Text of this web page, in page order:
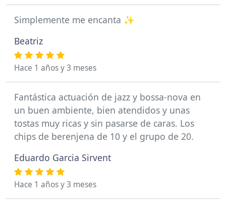
Simplemente me encanta ✨
Beatriz
Hace 1 años y 3 meses
Fantástica actuación de jazz y bossa-nova en
un buen ambiente, bien atendidos y unas
tostas muy ricas y sin pasarse de caras. Los
chips de berenjena de 10 y el grupo de 20.
Eduardo Garcia Sirvent
Hace 1 años y 3 meses